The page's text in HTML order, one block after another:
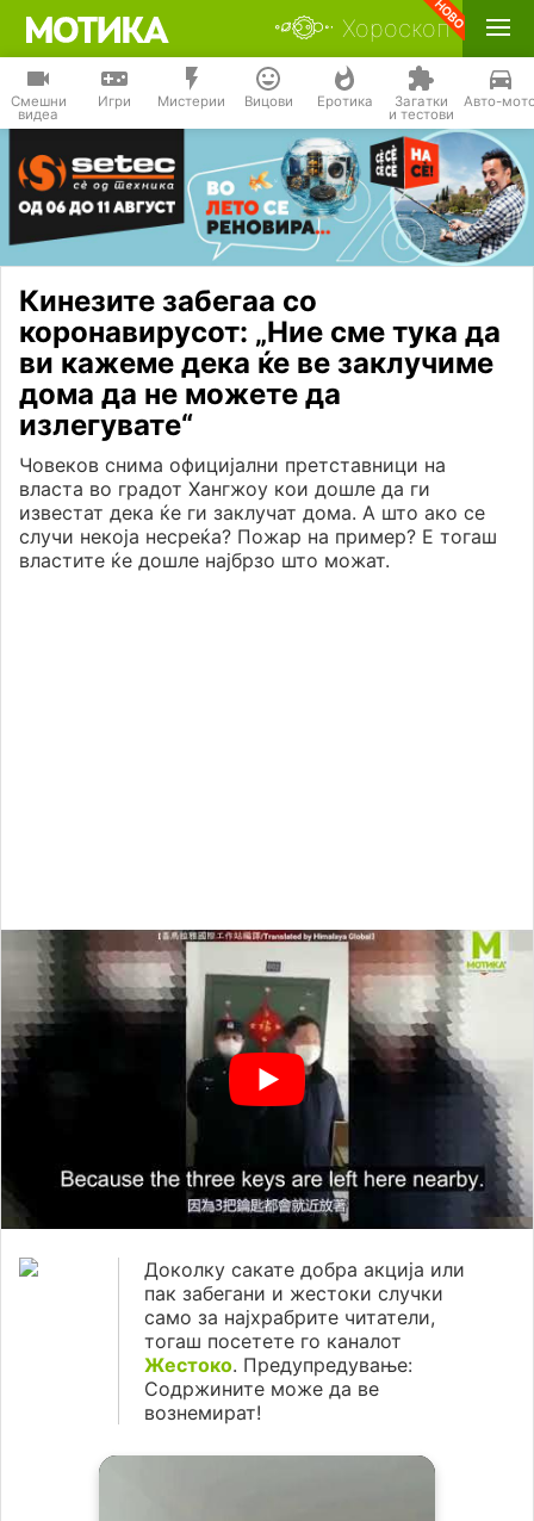
Хороскоп
Смешни
видеа
Игри Мистерии Вицови Еротика Загатки
и тестови
Авто-
Кинезите забегаа со
коронавирусот: „Ние сме тука да
ви кажеме дека ќе ве заклучиме
дома да не можете да
излегувате“
Човеков снима официјални претставници на
власта во градот Хангжоу кои дошле да ги
известат дека ќе ги заклучат дома. А што ако се
случи некоја несреќа? Пожар на пример? Е тогаш
властите ќе дошле најбрзо што можат.
Доколку сакате добра акција или
пак забегани и жестоки случки
само за најхрабрите читатели,
тогаш посетете го каналот
Жестоко. Предупредување:
Содржините може да ве
вознемират!